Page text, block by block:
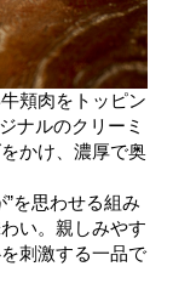
頬肉をトッピン
ナルのクリーミ
かけ、濃厚で奥
を思わせる組み
い。親しみやす
刺激する一品で